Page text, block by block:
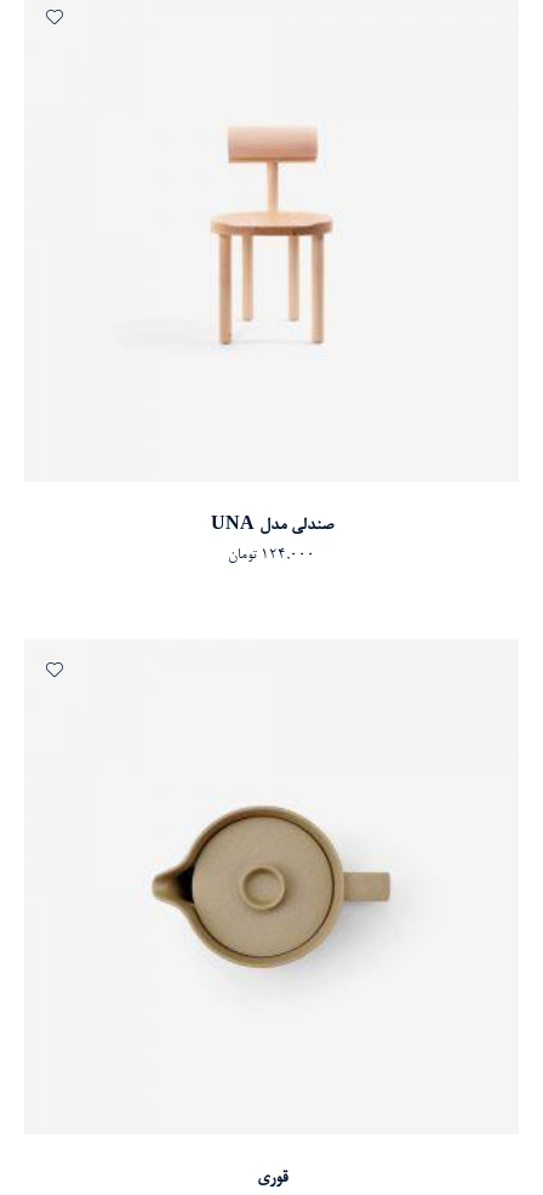
افزودن به سبد خرید
صندلی مدل UNA
124,000 تومان
افزودن به سبد خرید
قوری